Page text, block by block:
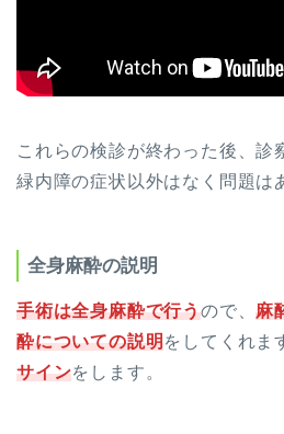
これらの検診が終わった後、診
緑内障の症状以外はなく問題は
全身麻酔の説明
手術は全身麻酔で行うので、麻
酔についての説明をしてくれま
サインをします。